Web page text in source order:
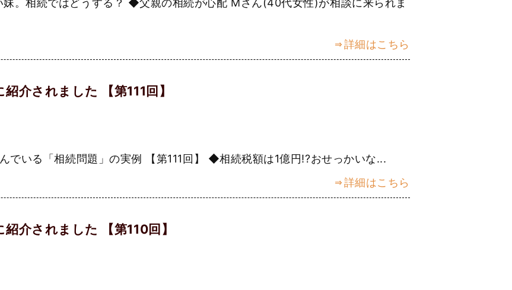
妹。相続ではどうする？ ◆父親の相続が心配 Мさん(40代女性)が相談に来られま
詳細はこちら
介されました 【第111回】
でいる「相続問題」の実例 【第111回】 ◆相続税額は1億円!?おせっかいな...
詳細はこちら
介されました 【第110回】